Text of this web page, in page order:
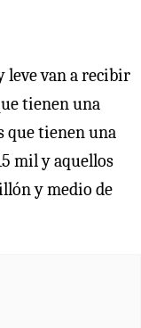
leve van a recibir
tienen una
que tienen una
mil y aquellos
y medio de